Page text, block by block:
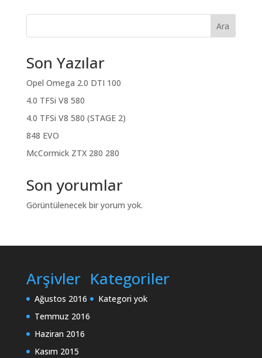
Ara
Son Yazılar
Opel Omega 2.0 DTI 100
4.0 TFSi V8 580
4.0 TFSi V8 580 (STAGE 2)
848 EVO
McCormick ZTX 280 280
Son yorumlar
Görüntülenecek bir yorum yok.
Arşivler
Ağustos 2016
Temmuz 2016
Haziran 2016
Kasım 2015
Kategoriler
Kategori yok